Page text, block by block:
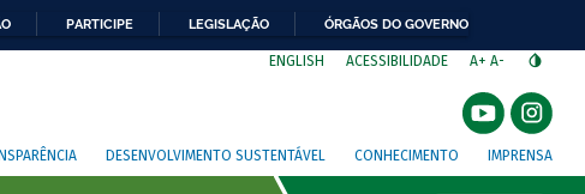
PARTICIPE LEGISLAÇÃO ÓRGÃOS DO GOVERNO
ENGLISH ACESSIBILIDADE A+ A-
DESENVOLVIMENTO SUSTENTÁVEL CONHECIMENTO IMPRENSA